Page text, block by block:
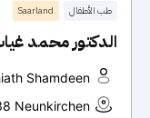
طب الأطفال Saarland
الدكتور محمد
Shamdeen
Neunkirchen